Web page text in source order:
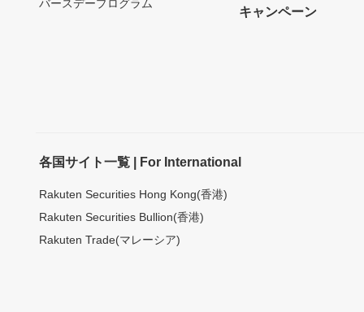
バースデープログラム
キャンペーン
各国サイト一覧 | For International
Rakuten Securities Hong Kong(香港)
Rakuten Securities Bullion(香港)
Rakuten Trade(マレーシア)